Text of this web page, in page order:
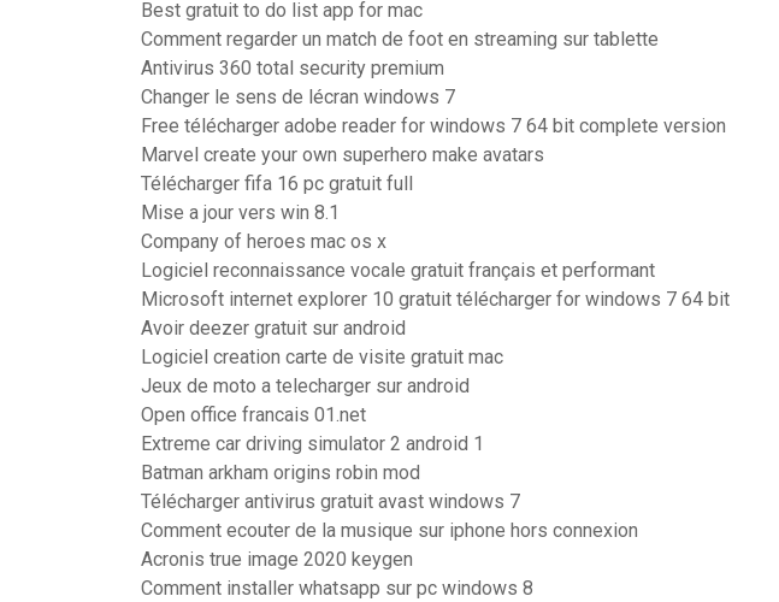
Best gratuit to do list app for mac
Comment regarder un match de foot en streaming sur tablette
Antivirus 360 total security premium
Changer le sens de lécran windows 7
Free télécharger adobe reader for windows 7 64 bit complete version
Marvel create your own superhero make avatars
Télécharger fifa 16 pc gratuit full
Mise a jour vers win 8.1
Company of heroes mac os x
Logiciel reconnaissance vocale gratuit français et performant
Microsoft internet explorer 10 gratuit télécharger for windows 7 64 bit
Avoir deezer gratuit sur android
Logiciel creation carte de visite gratuit mac
Jeux de moto a telecharger sur android
Open office francais 01.net
Extreme car driving simulator 2 android 1
Batman arkham origins robin mod
Télécharger antivirus gratuit avast windows 7
Comment ecouter de la musique sur iphone hors connexion
Acronis true image 2020 keygen
Comment installer whatsapp sur pc windows 8